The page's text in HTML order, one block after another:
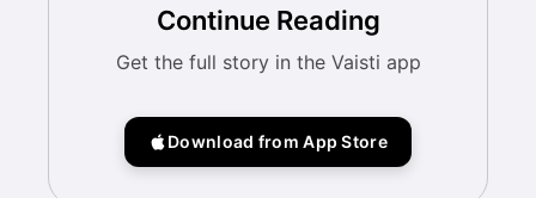
Continue Reading
Get the full story in the Vaisti app
Download from App Store